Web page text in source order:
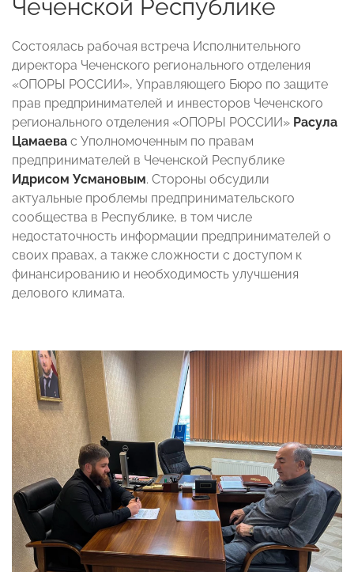
Чеченской Республике
Состоялась рабочая встреча Исполнительного
директора Чеченского регионального отделения
«ОПОРЫ РОССИИ», Управляющего Бюро по защите
прав предпринимателей и инвесторов Чеченского
регионального отделения «ОПОРЫ РОССИИ» Расула
Цамаева с Уполномоченным по правам
предпринимателей в Чеченской Республике
Идрисом Усмановым. Стороны обсудили
актуальные проблемы предпринимательского
сообщества в Республике, в том числе
недостаточность информации предпринимателей о
своих правах, а также сложности с доступом к
финансированию и необходимость улучшения
делового климата.